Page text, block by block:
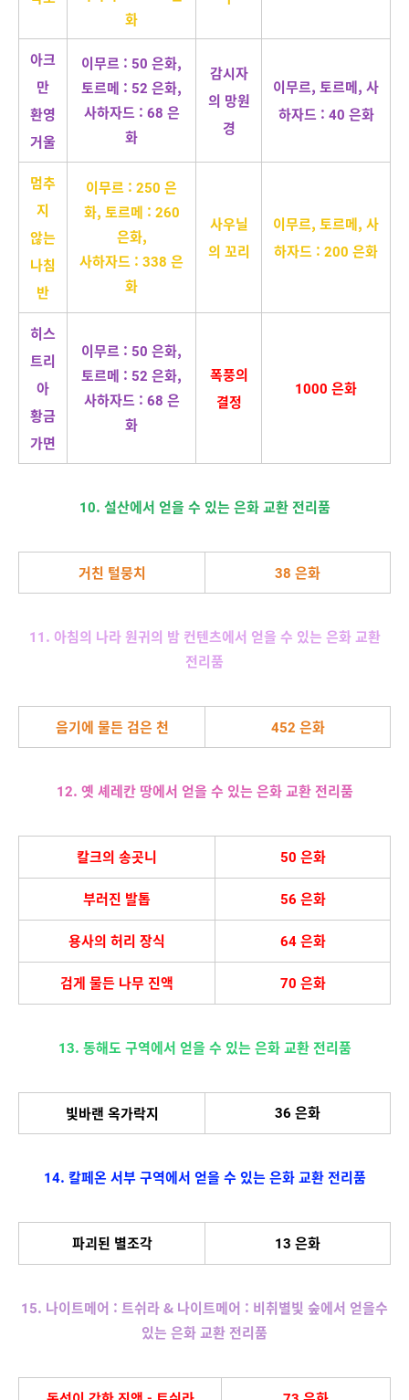
화
아크
만
환영
거울
이무르 : 50 은화,
토르메 : 52 은화,
사하자드 : 68 은
화
감시자
의 망원
경
이무르, 토르메, 사
하자드 : 40 은화
멈추
지
않는
나침
반
이무르 : 250 은
화, 토르메 : 260
은화,
사하자드 : 338 은
화
사우닐
의 꼬리
이무르, 토르메, 사
하자드 : 200 은화
히스
트리
아
황금
가면
이무르 : 50 은화,
토르메 : 52 은화,
사하자드 : 68 은
화
폭풍의
결정
1000 은화
10. 설산에서 얻을 수 있는 은화 교환 전리품
거친 털뭉치 38 은화
11. 아침의 나라 원귀의 밤 컨텐츠에서 얻을 수 있는 은화 교환
전리품
음기에 물든 검은 천 452 은화
12. 옛 셰레칸 땅에서 얻을 수 있는 은화 교환 전리품
칼크의 송곳니 50 은화
부러진 발톱 56 은화
용사의 허리 장식 64 은화
검게 물든 나무 진액 70 은화
13. 동해도 구역에서 얻을 수 있는 은화 교환 전리품
빛바랜 옥가락지 36 은화
14. 칼페온 서부 구역에서 얻을 수 있는 은화 교환 전리품
파괴된 별조각 13 은화
15. 나이트메어 : 트쉬라 & 나이트메어 : 비취별빛 숲에서 얻을수
있는 은화 교환 전리품